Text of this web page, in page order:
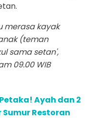
merasa kayak
(teman
sama setan',
09.00 WIB
Ayah dan 2
Restoran